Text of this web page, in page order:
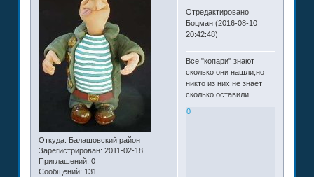
Откуда: Балашовский район
Зарегистрирован: 2011-02-18
Приглашений: 0
Сообщений: 131
Отредактировано
Боцман (2016-08-10
20:42:48)
Все "копари" знают
сколько они нашли,но
никто из них не знает
сколько оставили...
0